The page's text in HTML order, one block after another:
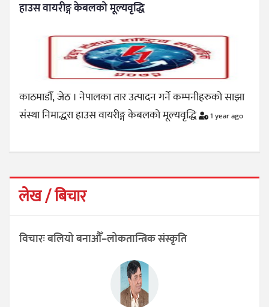
हाउस वायरीङ्ग केबलको मूल्यवृद्धि
काठमाडौँ, जेठ । नेपालका तार उत्पादन गर्ने कम्पनीहरुको साझा
संस्था निमाद्धरा हाउस वायरीङ्ग केबलको मूल्यवृद्धि
1 year ago
लेख / बिचार
विचारः बलियो बनाऔँ–लोकतान्त्रिक संस्कृति